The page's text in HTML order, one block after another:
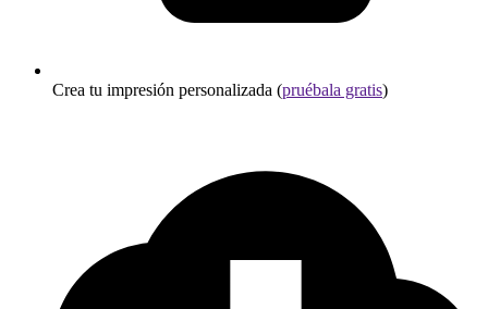
Crea tu impresión personalizada (pruébala gratis)